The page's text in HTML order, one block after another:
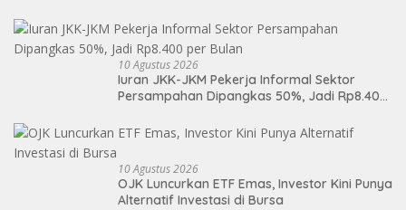
10 Agustus 2026
Iuran JKK-JKM Pekerja Informal Sektor
Persampahan Dipangkas 50%, Jadi Rp8.400
10 Agustus 2026
OJK Luncurkan ETF Emas, Investor Kini Punya
Alternatif Investasi di Bursa